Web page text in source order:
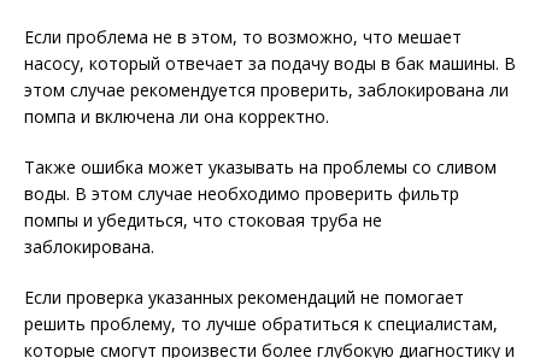
Если проблема не в этом, то возможно, что мешает
насосу, который отвечает за подачу воды в бак машины. В
этом случае рекомендуется проверить, заблокирована ли
помпа и включена ли она корректно.
Также ошибка может указывать на проблемы со сливом
воды. В этом случае необходимо проверить фильтр
помпы и убедиться, что стоковая труба не
заблокирована.
Если проверка указанных рекомендаций не помогает
решить проблему, то лучше обратиться к специалистам,
которые смогут произвести более глубокую диагностику и